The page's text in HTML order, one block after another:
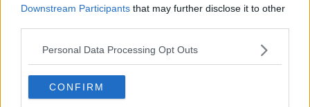
Downstream Participants that may further disclose it to other
Personal Data Processing Opt Outs
CONFIRM
Attacchi lupi, approvato emendamento Galletti
indagine
Leader Sardine, "Voglio parlare col ministro"